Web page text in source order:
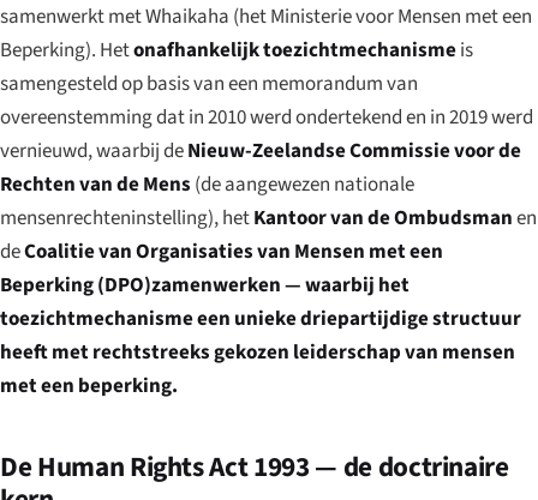
samenwerkt met Whaikaha (het Ministerie voor Mensen met een
Beperking). Hetonafhankelijk toezichtmechanismeis
samengesteld op basis van een memorandum van
overeenstemming dat in 2010 werd ondertekend en in 2019 werd
vernieuwd, waarbij deNieuw-Zeelandse Commissie voor de
Rechten van de Mens (de aangewezen nationale
mensenrechteninstelling), hetKantoor van de Ombudsmanen
deCoalitie van Organisaties van Mensen met een
Beperking (DPO)zamenwerken — waarbij het
toezichtmechanisme een unieke driepartijdige structuur
heeft met rechtstreeks gekozen leiderschap van mensen
met een beperking.
De Human Rights Act 1993 — de doctrinaire